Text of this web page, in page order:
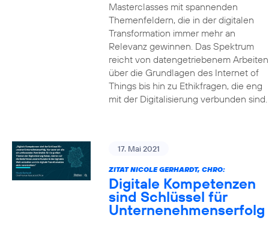
Masterclasses mit spannenden
Themenfeldern, die in der digitalen
Transformation immer mehr an
Relevanz gewinnen. Das Spektrum
reicht von datengetriebenem Arbeiten
über die Grundlagen des Internet of
Things bis hin zu Ethikfragen, die eng
mit der Digitalisierung verbunden sind.
17. Mai 2021
ZITAT NICOLE GERHARDT, CHRO:
Digitale Kompetenzen
sind Schlüssel für
Unternenehmenserfolg